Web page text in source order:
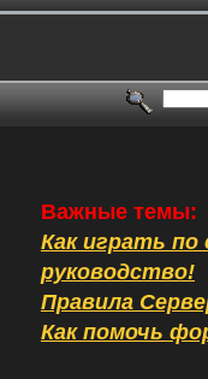
Важные темы:
Как играть
руководство!
Правила
Как помочь